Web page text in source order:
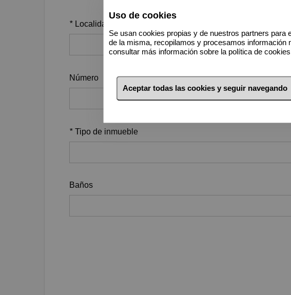
* Localidad
Número
* Tipo de inmueble
Baños
Uso de cookies
Se usan cookies propias y de nuestros partners
de la misma, recopilamos y procesamos información
consultar más información sobre la política de
Aceptar todas las cookies y seguir navegando